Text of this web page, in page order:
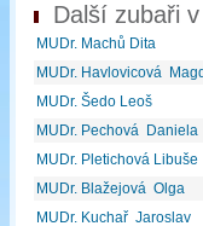
Další zubaři
MUDr. Machů Dita
MUDr. Havlovicová
MUDr. Šedo Leoš
MUDr. Pechová Daniela
MUDr. Pletichová Libuše
MUDr. Blažejová Olga
MUDr. Kuchař Jaroslav